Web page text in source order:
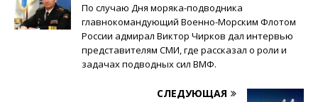
По случаю Дня моряка-подводника
главнокомандующий Военно-Морским Флотом
России адмирал Виктор Чирков дал интервью
представителям СМИ, где рассказал о роли и
задачах подводных сил ВМФ.
СЛЕДУЮЩАЯ